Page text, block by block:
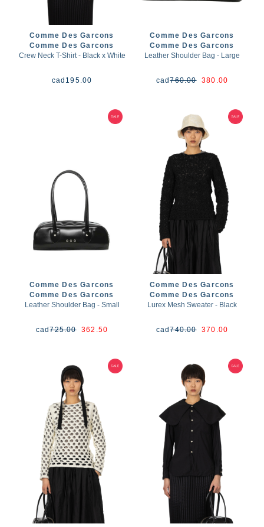
Comme Des Garcons
Comme Des Garcons
Crew Neck T-Shirt - Black x White
cad 195.00
Comme Des Garcons
Comme Des Garcons
Leather Shoulder Bag - Large
cad760.00380.00
Comme Des Garcons
Comme Des Garcons
Leather Shoulder Bag - Small
cad725.00362.50
Comme Des Garcons
Comme Des Garcons
Lurex Mesh Sweater - Black
cad740.00370.00